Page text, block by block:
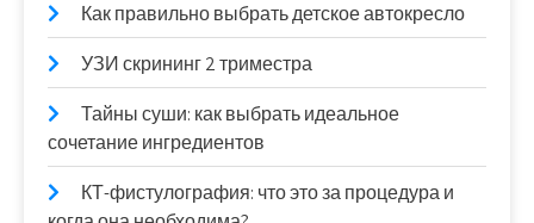
Как правильно выбрать детское автокресло
УЗИ скрининг 2 триместра
Тайны суши: как выбрать идеальное
сочетание ингредиентов
КТ-фистулография: что это за процедура и